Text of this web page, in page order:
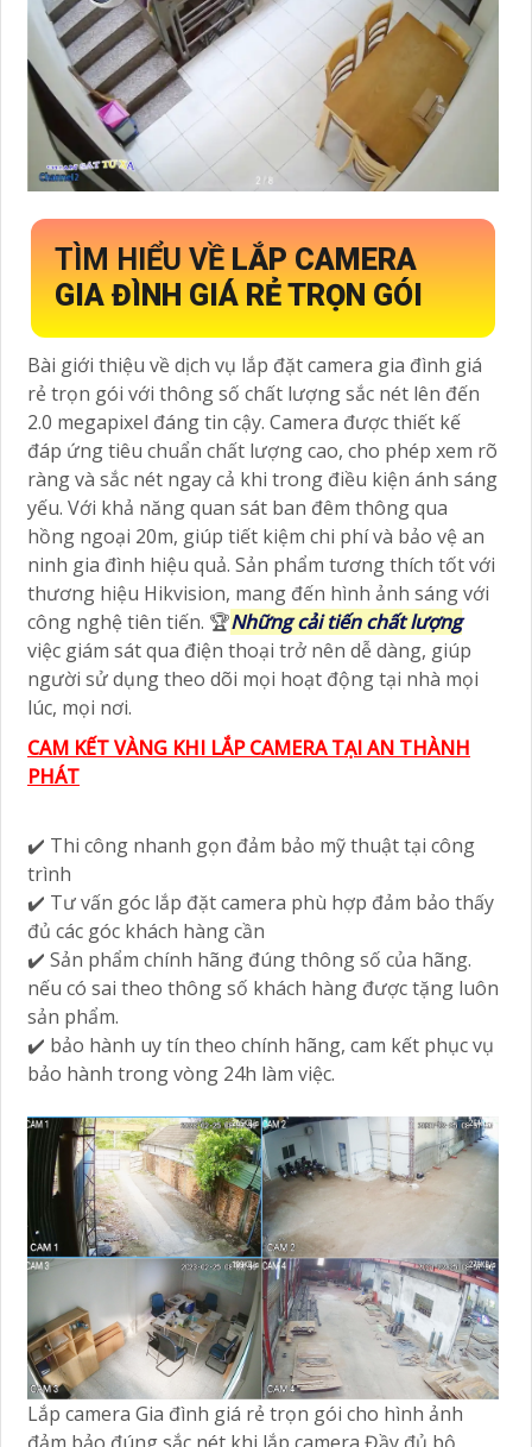
TÌM HIỂU VỀ LẮP CAMERA
GIA ĐÌNH GIÁ RẺ TRỌN GÓI
Bài giới thiệu về dịch vụ lắp đặt camera gia đình giá
rẻ trọn gói với thông số chất lượng sắc nét lên đến
2.0 megapixel đáng tin cậy. Camera được thiết kế
đáp ứng tiêu chuẩn chất lượng cao, cho phép xem rõ
ràng và sắc nét ngay cả khi trong điều kiện ánh sáng
yếu. Với khả năng quan sát ban đêm thông qua
hồng ngoại 20m, giúp tiết kiệm chi phí và bảo vệ an
ninh gia đình hiệu quả. Sản phẩm tương thích tốt với
thương hiệu Hikvision, mang đến hình ảnh sáng với
công nghệ tiên tiến. 🏆Những cải tiến chất lượng
việc giám sát qua điện thoại trở nên dễ dàng, giúp
người sử dụng theo dõi mọi hoạt động tại nhà mọi
lúc, mọi nơi.
CAM KẾT VÀNG KHI LẮP CAMERA TẠI AN THÀNH
PHÁT
✔️ Thi công nhanh gọn đảm bảo mỹ thuật tại công
trình
✔️ Tư vấn góc lắp đặt camera phù hợp đảm bảo thấy
đủ các góc khách hàng cần
✔️ Sản phẩm chính hãng đúng thông số của hãng.
nếu có sai theo thông số khách hàng được tặng luôn
sản phẩm.
✔️ bảo hành uy tín theo chính hãng, cam kết phục vụ
bảo hành trong vòng 24h làm việc.
Lắp camera Gia đình giá rẻ trọn gói cho hình ảnh